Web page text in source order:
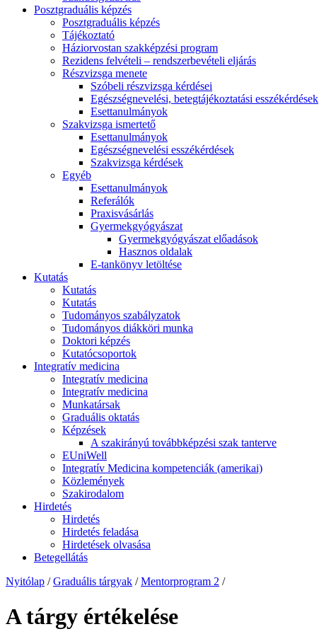
Posztgraduális képzés
Posztgraduális képzés
Tájékoztató
Háziorvostan szakképzési program
Rezidens felvételi – rendszerbevételi eljárás
Részvizsga menete
Szóbeli részvizsga kérdései
Egészségnevelési, betegtájékoztatási esszékérdések
Esettanulmányok
Szakvizsga ismertető
Esettanulmányok
Egészségnevelési esszékérdések
Szakvizsga kérdések
Egyéb
Esettanulmányok
Referálók
Praxisvásárlás
Gyermekgyógyászat
Gyermekgyógyászat előadások
Hasznos oldalak
E-tankönyv letöltése
Kutatás
Kutatás
Kutatás
Tudományos szabályzatok
Tudományos diákköri munka
Doktori képzés
Kutatócsoportok
Integratív medicina
Integratív medicina
Integratív medicina
Munkatársak
Graduális oktatás
Képzések
A szakirányú továbbképzési szak tanterve
EUniWell
Integratív Medicina kompetenciák (amerikai)
Közlemények
Szakirodalom
Hirdetés
Hirdetés
Hirdetés feladása
Hirdetések olvasása
Betegellátás
Nyitólap / Graduális tárgyak / Mentorprogram 2 /
A tárgy értékelése